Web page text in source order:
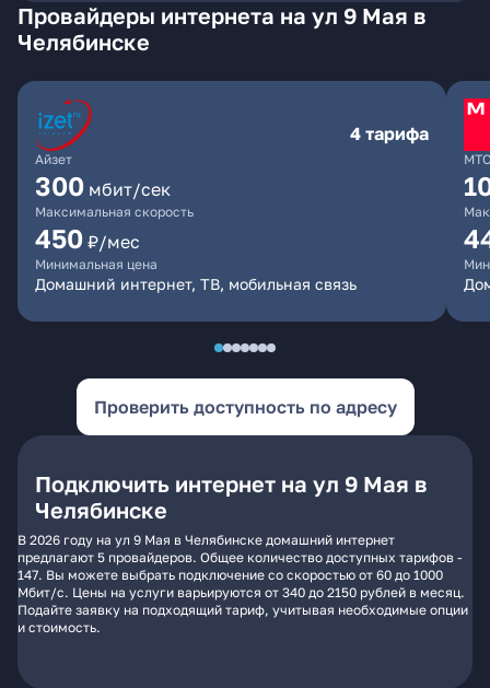
Провайдеры интернета на ул 9 Мая в
Челябинске
Айзет
4 тарифа
300 мбит/сек
Максимальная скорость
450 ₽/мес
Минимальная цена
Домашний интернет, ТВ, мобильная связь
МТС
Проверить доступность по адресу
Подключить интернет на ул 9 Мая в
Челябинске
В 2026 году на ул 9 Мая в Челябинске домашний интернет
предлагают 5 провайдеров. Общее количество доступных тарифов -
147. Вы можете выбрать подключение со скоростью от 60 до 1000
Мбит/с. Цены на услуги варьируются от 340 до 2150 рублей в месяц.
Подайте заявку на подходящий тариф, учитывая необходимые опции
и стоимость.